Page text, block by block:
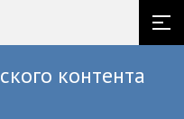
контента